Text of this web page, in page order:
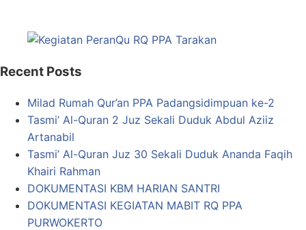
Recent Posts
Milad Rumah Qur’an PPA Padangsidimpuan ke-2
Tasmi’ Al-Quran 2 Juz Sekali Duduk Abdul Aziiz
Artanabil
Tasmi’ Al-Quran Juz 30 Sekali Duduk Ananda Faqih
Khairi Rahman
DOKUMENTASI KBM HARIAN SANTRI
DOKUMENTASI KEGIATAN MABIT RQ PPA
PURWOKERTO